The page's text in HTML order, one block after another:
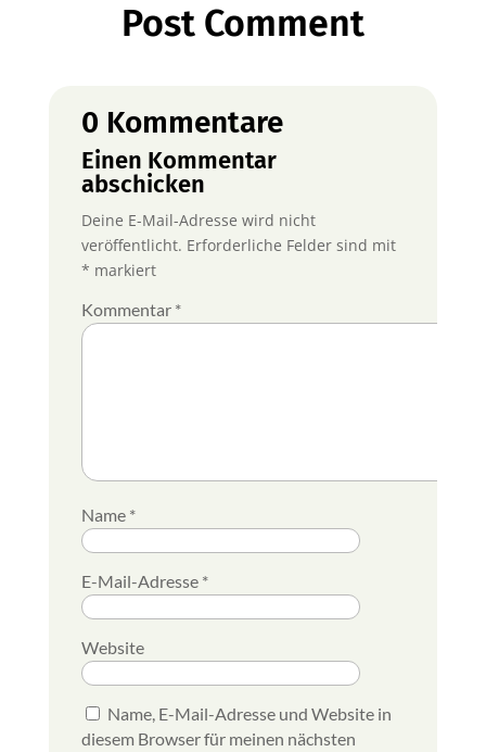
Post Comment
0 Kommentare
Einen Kommentar
abschicken
Deine E-Mail-Adresse wird nicht
veröffentlicht. Erforderliche Felder sind mit
* markiert
Kommentar *
Name *
E-Mail-Adresse *
Website
Name, E-Mail-Adresse und Website in
diesem Browser für meinen nächsten